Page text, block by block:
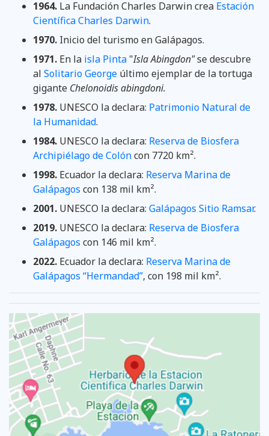
1964. La Fundación Charles Darwin crea Estación
Científica Charles Darwin.
1970. Inicio del turismo en Galápagos.
1971. En la isla Pinta "Isla Abingdon"se descubre
al Solitario George último ejemplar de la tortuga
gigante Chelonoidis abingdoni.
1978. UNESCO la declara: Patrimonio Natural de
la Humanidad.
1984. UNESCO la declara: Reserva de Biosfera
Archipiélago de Colóncon 7720 km².
1998. Ecuador la declara: Reserva Marina de
Galápagos con 138 mil km².
2001. UNESCO la declara: Galápagos Sitio Ramsar.
2019. UNESCO la declara: Reserva de Biosfera
Galápagos con 146 mil km².
2022. Ecuador la declara: Reserva Marina de
Galápagos “Hermandad”, con 198 mil km².